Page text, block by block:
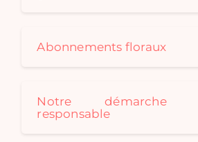
Abonnements floraux
Notre démarche
responsable